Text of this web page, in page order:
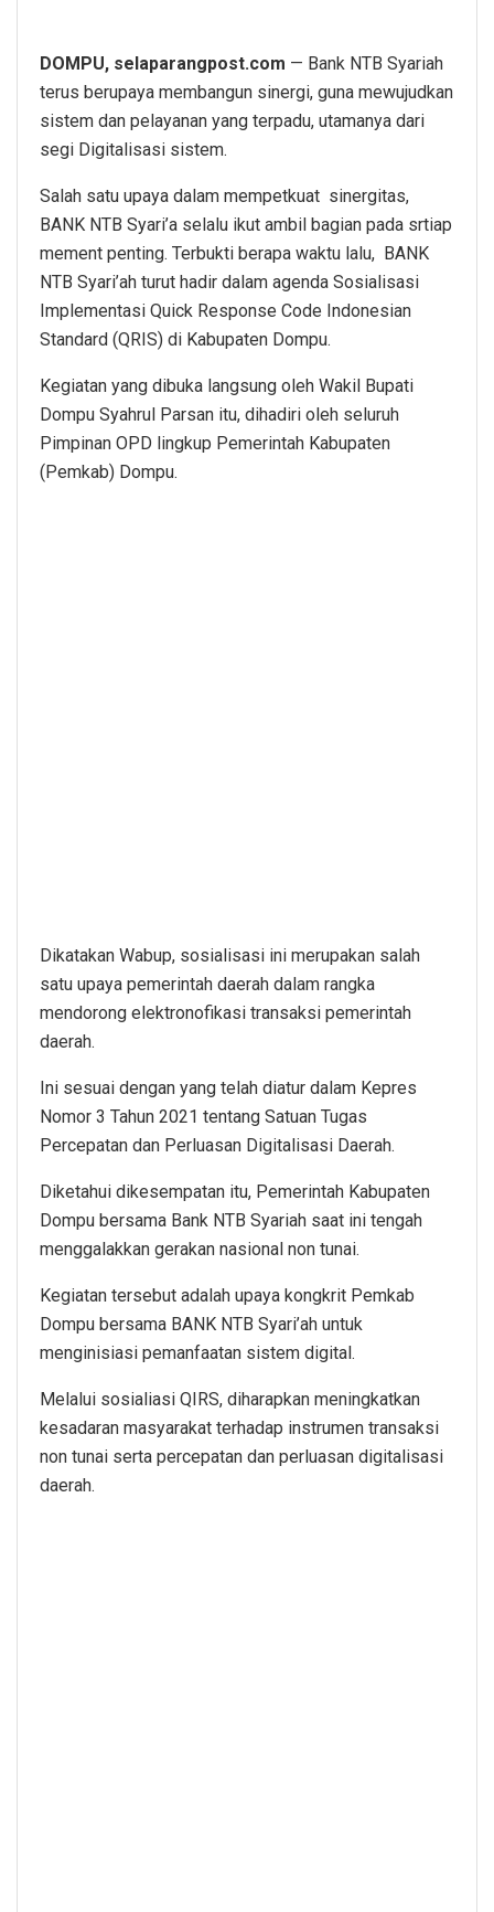
DOMPU, selaparangpost.com — Bank NTB Syariah
terus berupaya membangun sinergi, guna mewujudkan
sistem dan pelayanan yang terpadu, utamanya dari
segi Digitalisasi sistem.
Salah satu upaya dalam mempetkuat sinergitas,
BANK NTB Syari’a selalu ikut ambil bagian pada srtiap
mement penting. Terbukti berapa waktu lalu, BANK
NTB Syari’ah turut hadir dalam agenda Sosialisasi
Implementasi Quick Response Code Indonesian
Standard (QRIS) di Kabupaten Dompu.
Kegiatan yang dibuka langsung oleh Wakil Bupati
Dompu Syahrul Parsan itu, dihadiri oleh seluruh
Pimpinan OPD lingkup Pemerintah Kabupaten
(Pemkab) Dompu.
Dikatakan Wabup, sosialisasi ini merupakan salah
satu upaya pemerintah daerah dalam rangka
mendorong elektronofikasi transaksi pemerintah
daerah.
Ini sesuai dengan yang telah diatur dalam Kepres
Nomor 3 Tahun 2021 tentang Satuan Tugas
Percepatan dan Perluasan Digitalisasi Daerah.
Diketahui dikesempatan itu, Pemerintah Kabupaten
Dompu bersama Bank NTB Syariah saat ini tengah
menggalakkan gerakan nasional non tunai.
Kegiatan tersebut adalah upaya kongkrit Pemkab
Dompu bersama BANK NTB Syari’ah untuk
menginisiasi pemanfaatan sistem digital.
Melalui sosialiasi QIRS, diharapkan meningkatkan
kesadaran masyarakat terhadap instrumen transaksi
non tunai serta percepatan dan perluasan digitalisasi
daerah.